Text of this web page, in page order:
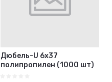
Дюбель-U 6х37
полипропилен (1000 шт)